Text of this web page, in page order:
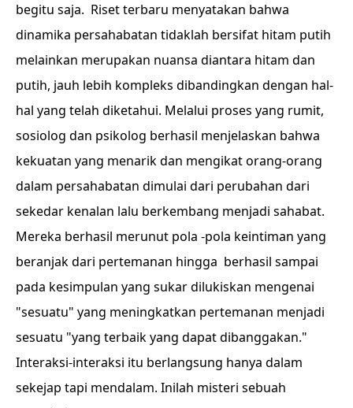
begitu saja. Riset terbaru menyatakan bahwa
dinamika persahabatan tidaklah bersifat hitam putih
melainkan merupakan nuansa diantara hitam dan
putih, jauh lebih kompleks dibandingkan dengan hal-
hal yang telah diketahui. Melalui proses yang rumit,
sosiolog dan psikolog berhasil menjelaskan bahwa
kekuatan yang menarik dan mengikat orang-orang
dalam persahabatan dimulai dari perubahan dari
sekedar kenalan lalu berkembang menjadi sahabat.
Mereka berhasil merunut pola -pola keintiman yang
beranjak dari pertemanan hingga berhasil sampai
pada kesimpulan yang sukar dilukiskan mengenai
"sesuatu" yang meningkatkan pertemanan menjadi
sesuatu "yang terbaik yang dapat dibanggakan."
Interaksi-interaksi itu berlangsung hanya dalam
sekejap tapi mendalam. Inilah misteri sebuah